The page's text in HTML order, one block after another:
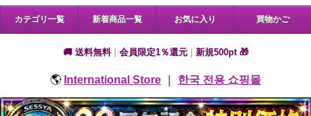
カテゴリ一覧 新着商品一覧 お気に入り 買物かご
🚚 送料無料 会員限定1％還元 新規500pt 🎁
🌎 International Store 한국 전용 쇼핑몰